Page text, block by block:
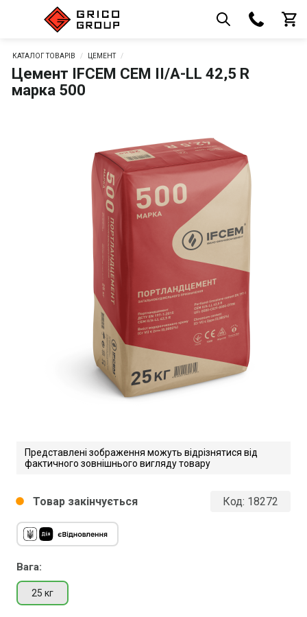
КАТАЛОГ ТОВАРІВ ЦЕМЕНТ
Цемент IFCEM CEM II/A-LL 42,5 R
марка 500
Представлені зображення можуть відрізнятися від
фактичного зовнішнього вигляду товару
Код: 18272
Вага:
25 кг
circle Товар закінчується